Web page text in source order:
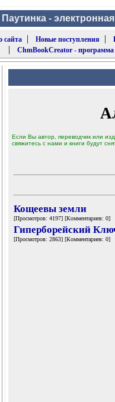
-
сайта| Новые поступления |
| ChmBookCreator -
Если Вы автор, переводчик или
свяжитесь с нами и книги будут
Кощеевы земли
[Просмотров: 4197] [Комментариев: 0]
Гиперборейский
[Просмотров: 2863] [Комментариев: 0]